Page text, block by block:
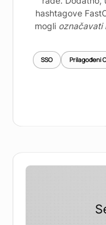
hashtagove
mogli označavati
SSO Prilagođeni